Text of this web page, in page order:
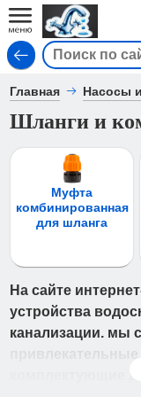
Главная Насосы
Шланги и
Муфта
комбинированная
для шланга
На сайте
устройства
канализации. мы